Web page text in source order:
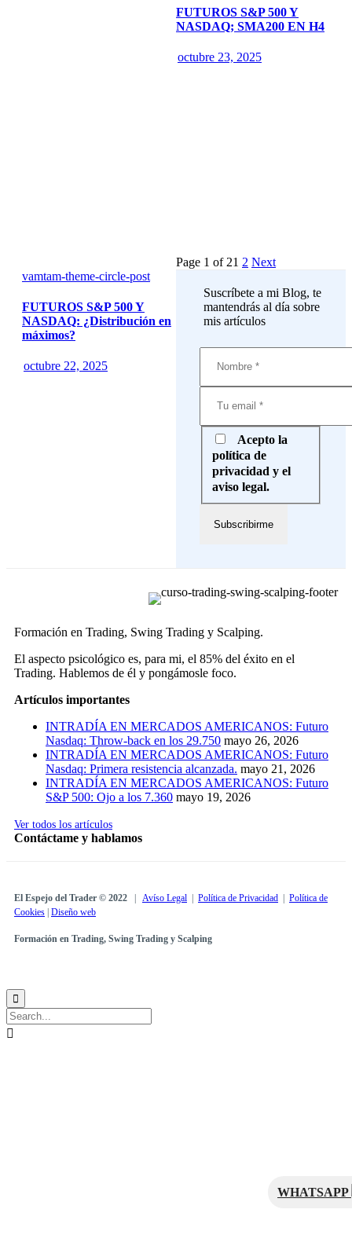
FUTUROS S&P 500 Y
NASDAQ; SMA200 EN H4
octubre 23, 2025
vamtam-theme-circle-post
FUTUROS S&P 500 Y
NASDAQ: ¿Distribución en
máximos?
octubre 22, 2025
Page 1 of 21 2 Next
Suscríbete a mi Blog, te
mantendrás al día sobre
mis artículos
Acepto la
política de
privacidad y el
aviso legal.
Formación en Trading, Swing Trading y Scalping.
El aspecto psicológico es, para mi, el 85% del éxito en el
Trading. Hablemos de él y pongámosle foco.
Artículos importantes
INTRADÍA EN MERCADOS AMERICANOS: Futuro
Nasdaq: Throw-back en los 29.750 mayo 26, 2026
INTRADÍA EN MERCADOS AMERICANOS: Futuro
Nasdaq: Primera resistencia alcanzada. mayo 21, 2026
INTRADÍA EN MERCADOS AMERICANOS: Futuro
S&P 500: Ojo a los 7.360 mayo 19, 2026
Ver todos los artículos
Contáctame y hablamos
El Espejo del Trader © 2022 Avíso Legal Política de Privacidad
Política de
Cookies Diseño web
Formación en Trading, Swing Trading y Scalping


WHATSAPP